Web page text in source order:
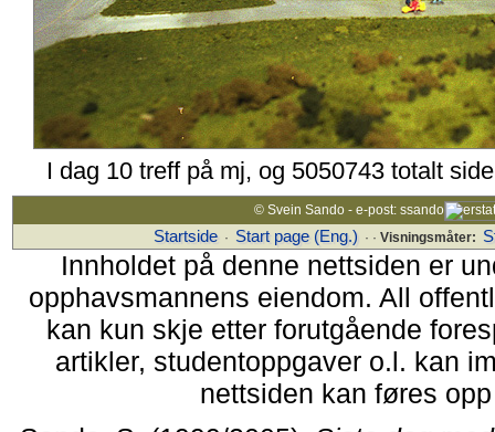
I dag 10 treff på mj, og 5050743 totalt
© Svein Sando - e-post: ssando
Startside · Start page (Eng.) · · Visningsmåter:
Innholdet på denne nettsiden er
opphavsmannens eiendom. All
kan kun skje etter forutgående
artikler, studentoppgaver o.l. kan
nettsiden kan føres